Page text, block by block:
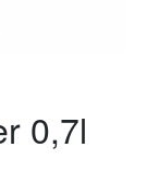
0,7l